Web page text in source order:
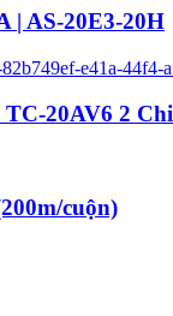
| AS-20E3-20H
20AV6 2
cuộn)